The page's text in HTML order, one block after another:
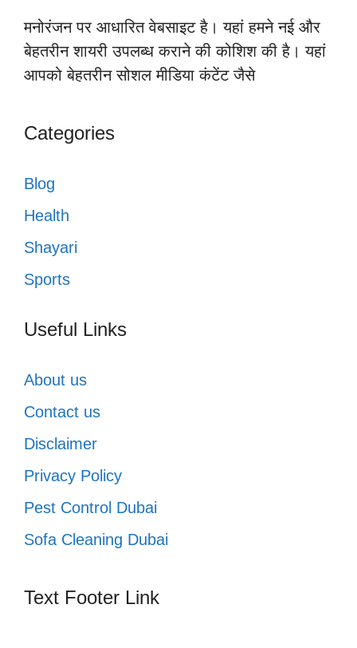
मनोरंजन पर आधारित वेबसाइट है। यहां हमने नई और
बेहतरीन शायरी उपलब्ध कराने की कोशिश की है। यहां
आपको बेहतरीन सोशल मीडिया कंटेंट जैसे
Categories
Blog
Health
Shayari
Sports
Useful Links
About us
Contact us
Disclaimer
Privacy Policy
Pest Control Dubai
Sofa Cleaning Dubai
Text Footer Link